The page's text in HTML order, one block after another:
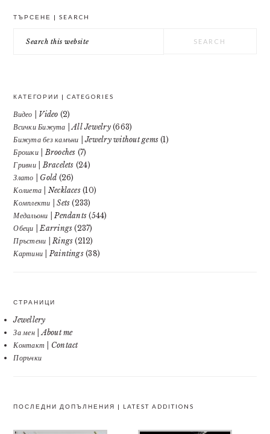
ТЪРСЕНЕ | SEARCH
this
КАТЕГОРИИ | CATEGORIES
Видео | Video (2)
Всички Бижута | All Jewelry(663)
Бижута без камъни | Jewelry without gems (1)
Брошки | Brooches (7)
Гривни | Bracelets (24)
Злато | Gold (26)
Колиета | Necklaces(10)
Комплекти | Sets (233)
Медальони | Pendants (544)
Обеци | Earrings (237)
Пръстени | Rings (212)
Картини | Paintings(38)
СТРАНИЦИ
Jewellery
За мен | About me
Контакт | Contact
Поръчки
ПОСЛЕДНИ ДОПЪЛНЕНИЯ | LATEST ADDITIONS